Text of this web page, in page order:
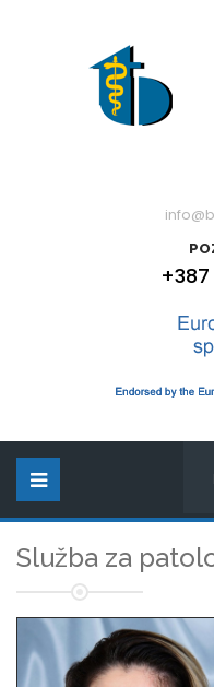
Služba za